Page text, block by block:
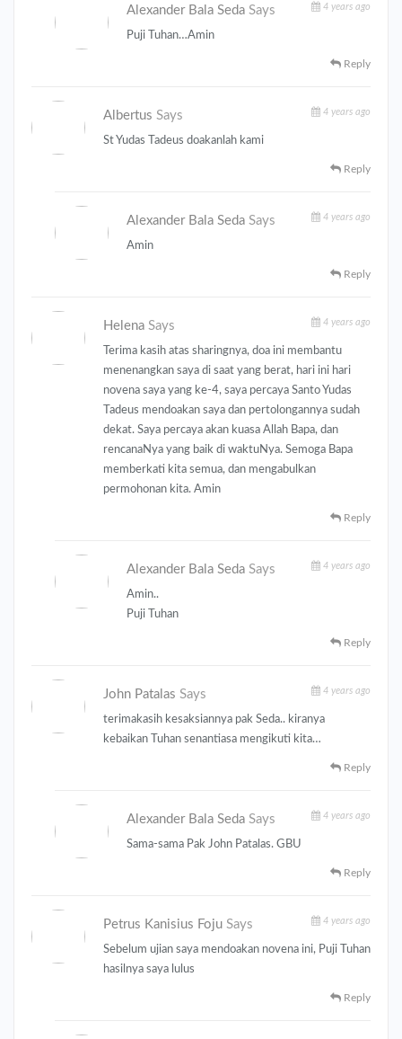
Alexander Bala SedaSays 4 years ago
Puji Tuhan…Amin
Reply
Albertus Says 4 years ago
St Yudas Tadeus doakanlah kami
Reply
Alexander Bala SedaSays 4 years ago
Amin
Reply
Helena Says 4 years ago
Terima kasih atas sharingnya, doa ini membantu
menenangkan saya di saat yang berat, hari ini hari
novena saya yang ke-4, saya percaya Santo Yudas
Tadeus mendoakan saya dan pertolongannya sudah
dekat. Saya percaya akan kuasa Allah Bapa, dan
rencanaNya yang baik di waktuNya. Semoga Bapa
memberkati kita semua, dan mengabulkan
permohonan kita. Amin
Reply
Alexander Bala SedaSays 4 years ago
Amin..
Puji Tuhan
Reply
John Patalas Says 4 years ago
terimakasih kesaksiannya pak Seda.. kiranya
kebaikan Tuhan senantiasa mengikuti kita…
Reply
Alexander Bala SedaSays 4 years ago
Sama-sama Pak John Patalas. GBU
Reply
Petrus Kanisius Foju Says 4 years ago
Sebelum ujian saya mendoakan novena ini, Puji Tuhan
hasilnya saya lulus
Reply